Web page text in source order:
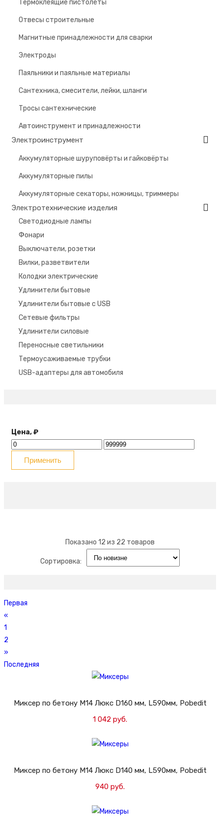
Термоклеящие пистолеты
Отвесы строительные
Магнитные принадлежности для сварки
Электроды
Паяльники и паяльные материалы
Сантехника, смесители, лейки, шланги
Тросы сантехнические
Автоинструмент и принадлежности
Электроинструмент
Аккумуляторные шуруповёрты и гайковёрты
Аккумуляторные пилы
Аккумуляторные секаторы, ножницы, триммеры
Электротехнические изделия
Светодиодные лампы
Фонари
Выключатели, розетки
Вилки, разветвители
Колодки электрические
Удлинители бытовые
Удлинители бытовые с USB
Сетевые фильтры
Удлинители силовые
Переносные светильники
Термоусаживаемые трубки
USB-адаптеры для автомобиля
Цена, ₽
Применить
Показано 12 из 22 товаров
Сортировка:
Первая
«
1
2
»
Последняя
Миксер по бетону M14 Люкс D160 мм, L590мм, Pobedit
1 042 руб.
Добавить в корзину
Миксер по бетону M14 Люкс D140 мм, L590мм, Pobedit
940 руб.
Добавить в корзину